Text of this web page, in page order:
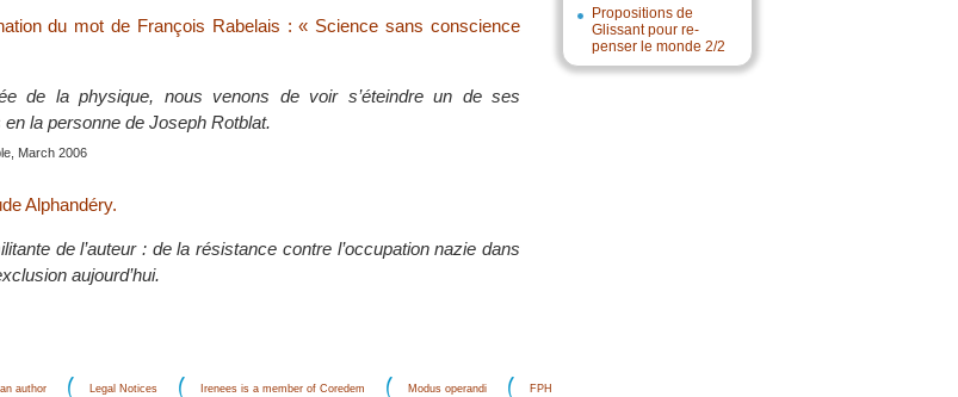
Propositions de
Glissant pour re-
penser le monde 2/2
du mot de François Rabelais : « Science sans conscience
de la physique, nous venons de voir s’éteindre un de ses
la personne de Joseph Rotblat.
March 2006
Alphandéry.
de l’auteur : de la résistance contre l’occupation nazie dans
aujourd’hui.
author Legal Notices Irenees is a member of Coredem Modus operandi FPH